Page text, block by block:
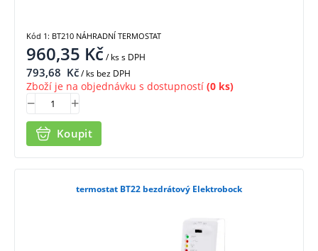
960,35 Kč/ kss DPH
793,68 Kč/ ks bez DPH
Zboží je na objednávku s dostupností (0 ks)
Koupit
Kód 1: BT210 NÁHRADNÍ TERMOSTAT
termostat BT22 bezdrátový Elektrobock